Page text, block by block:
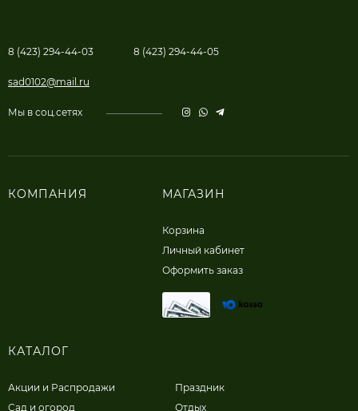
8 (423) 294-44-03 8 (423) 294-44-05
sad0102@mail.ru
Мы в соц.сетях
КОМПАНИЯ МАГАЗИН
Корзина
Личный кабинет
Оформить заказ
КАТАЛОГ
Акции и Распродажи
Сад и огород
Праздник
Отдых